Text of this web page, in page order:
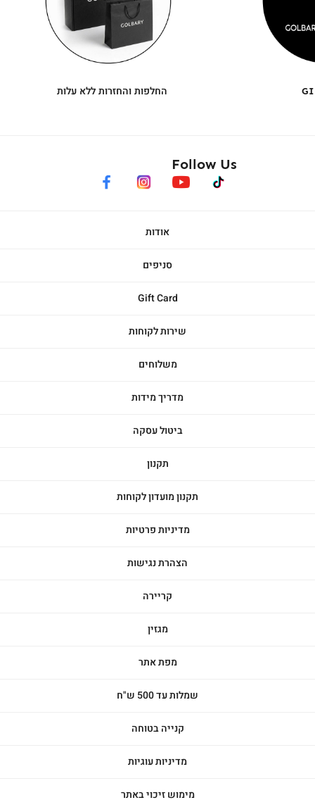
(4)
החלפות והחזרות ללא עלות
אודות
סניפים
Gift Card
שירות לקוחות
משלוחים
מדריך מידות
ביטול עסקה
תקנון
תקנון מועדון לקוחות
מדיניות פרטיות
הצהרת נגישות
קריירה
מגזין
מפת אתר
שמלות עד 500 ש"ח
קנייה בטוחה
מדיניות עוגיות
מימוש זיכוי באתר
Follow Us
facebook instagram youtube tiktok